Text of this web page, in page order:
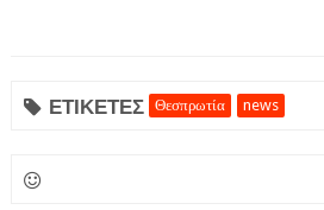
ΕΤΙΚΕΤΕΣ Θεσπρωτία news